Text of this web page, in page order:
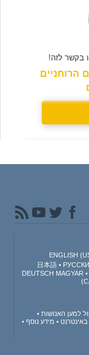
בקשר לזה!
הרוחניים
ENGLISH
日本語
DEUTSCH MAGYAR
למען האנושות
באינטרנט
מידע נוסף